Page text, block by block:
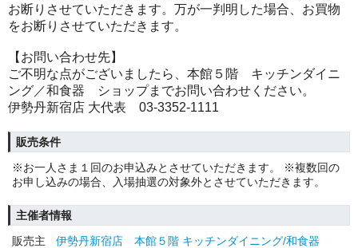
お断りさせていただきます。万が⼀判明した場合、お買物
をお断りさせていただきます。
【 お問い合わせ先】
ご不明な点がございましたら、 本館５階 キッチンダイニ
ング／和食器 ショップまでお問い合わせ ください。
伊勢丹新宿店 大代表 03-3352-1111
販売条件
※お一人さま１回のお申込みとさせていただきます。 ※複数回の
お申し込みの場合、入場抽選の対象外とさせていただきます。
主催者情報
販売主
伊勢丹新宿店 本館５階 キッチンダイニング/和食器